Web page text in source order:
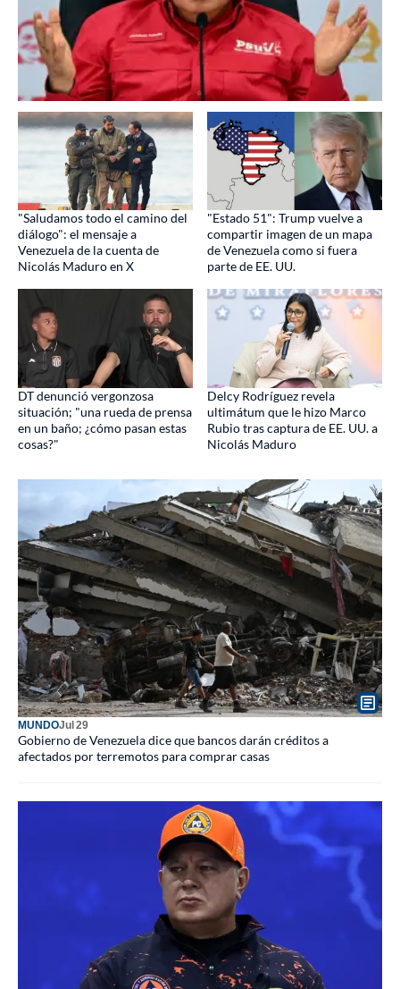
"Saludamos todo el camino del
diálogo": el mensaje a
Venezuela de la cuenta de
Nicolás Maduro en X
"Estado 51": Trump vuelve a
compartir imagen de un mapa
de Venezuela como si fuera
parte de EE. UU.
DT denunció vergonzosa
situación; "una rueda de prensa
en un baño; ¿cómo pasan estas
cosas?"
Delcy Rodríguez revela
ultimátum que le hizo Marco
Rubio tras captura de EE. UU. a
Nicolás Maduro
MUNDOJul 29
Gobierno de Venezuela dice que bancos darán créditos a
afectados por terremotos para comprar casas